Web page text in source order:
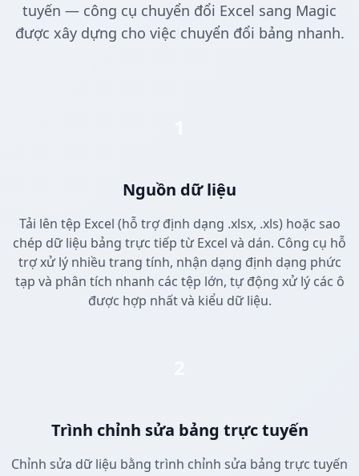
tuyến — công cụ chuyển đổi Excel sang Magic
được xây dựng cho việc chuyển đổi bảng nhanh.
Nguồn dữ liệu
Tải lên tệp Excel (hỗ trợ định dạng .xlsx, .xls) hoặc sao
chép dữ liệu bảng trực tiếp từ Excel và dán. Công cụ hỗ
trợ xử lý nhiều trang tính, nhận dạng định dạng phức
tạp và phân tích nhanh các tệp lớn, tự động xử lý các ô
được hợp nhất và kiểu dữ liệu.
Trình chỉnh sửa bảng trực tuyến
Chỉnh sửa dữ liệu bằng trình chỉnh sửa bảng trực tuyến